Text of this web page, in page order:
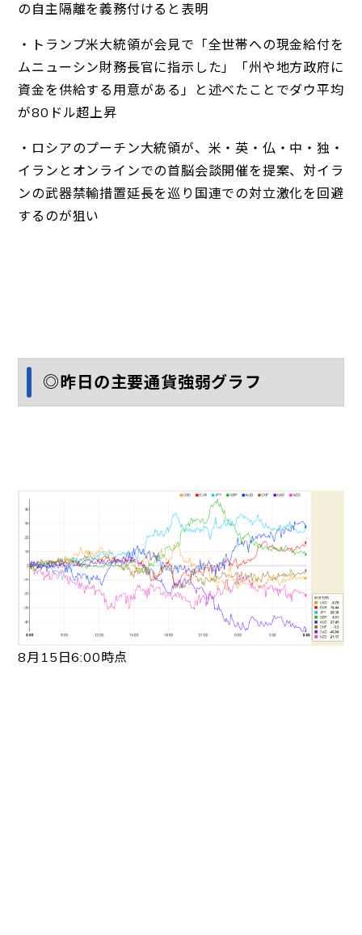
の自主隔離を義務付けると表明
・トランプ米大統領が会見で「全世帯への現金給付を
ムニュー シン財務長官に指示した」「州や地方政府に
資金を供給する用意がある」と述べたことでダウ平均
が80ドル超上昇
・ロシアのプーチン大統領が、米・英・仏・中・独・
イランとオンラ インでの首脳会談開催を提案、対イラ
ンの武器禁輸措置延長を巡り国連での対立激化を回避
するのが狙い
◎昨日の主要通貨強弱グラフ
8月15日6:00時点